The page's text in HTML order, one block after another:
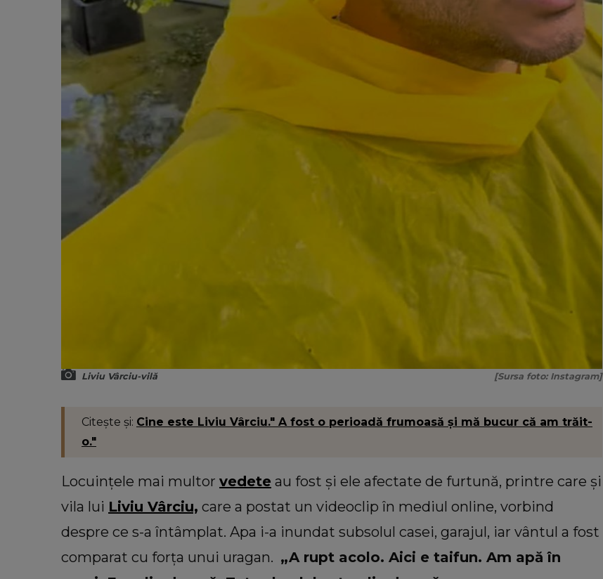
Liviu Vârciu-vilă [Sursa foto: Instagram]
Citește și: Cine este Liviu Vârciu." A fost o perioadă frumoasă şi mă bucur că am trăit-
o."
Locuințele mai multor vedete au fost și ele afectate de furtună, printre care și
vila lui Liviu Vârciu, care a postat un videoclip în mediul online, vorbind
despre ce s-a întâmplat. Apa i-a inundat subsolul casei, garajul, iar vântul a fost
comparat cu forța unui uragan. „A rupt acolo. Aici e taifun. Am apă în